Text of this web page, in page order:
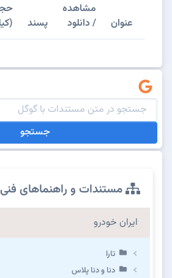
عنوان
مشاهده
/ دانلود
پسند
جستجو
مستندات و راهنماهای
ایران خودرو
تارا
دنا و دنا پلاس